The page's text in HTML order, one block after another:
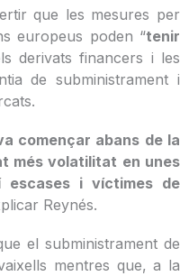
que les mesures per
europeus poden “tenir
derivats financers i les
de subministrament i
començar abans de la
més volatilitat en unes
escases i víctimes de
Reynés.
el subministrament de
mentres que, a la